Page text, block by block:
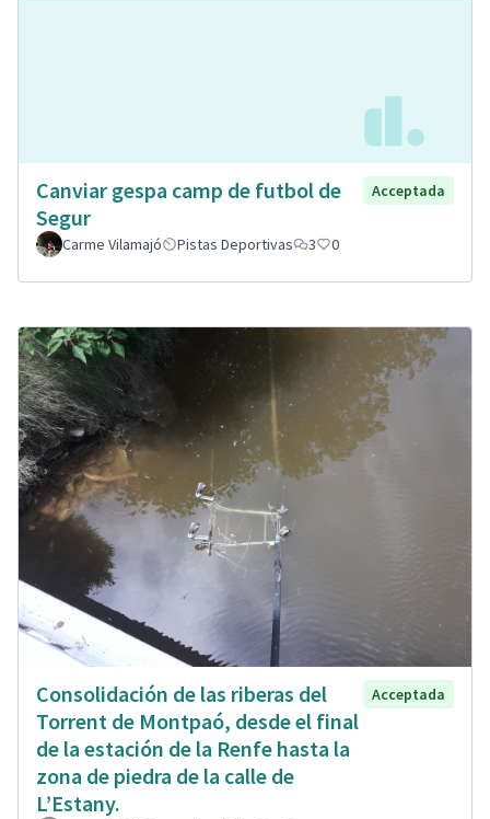
Canviar gespa camp de futbol de
Segur
Acceptada
Carme Vilamajó Pistas Deportivas 3 0
Consolidación de las riberas del
Torrent de Montpaó, desde el final
de la estación de la Renfe hasta la
zona de piedra de la calle de
L’Estany.
Acceptada